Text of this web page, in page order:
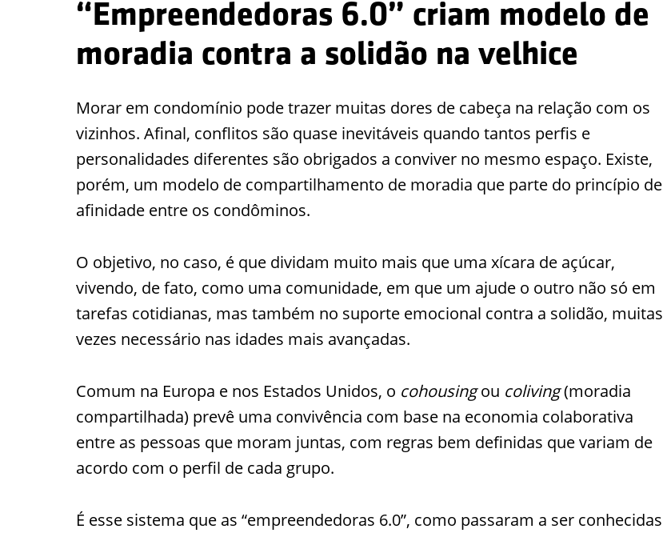
“Empreendedoras 6.0” criam modelo de
moradia contra a solidão na velhice
Morar em condomínio pode trazer muitas dores de cabeça na relação com os
vizinhos. Afinal, conflitos são quase inevitáveis quando tantos perfis e
personalidades diferentes são obrigados a conviver no mesmo espaço. Existe,
porém, um modelo de compartilhamento de moradia que parte do princípio de
afinidade entre os condôminos.
O objetivo, no caso, é que dividam muito mais que uma xícara de açúcar,
vivendo, de fato, como uma comunidade, em que um ajude o outro não só em
tarefas cotidianas, mas também no suporte emocional contra a solidão, muitas
vezes necessário nas idades mais avançadas.
Comum na Europa e nos Estados Unidos, o cohousingou coliving(moradia
compartilhada) prevê uma convivência com base na economia colaborativa
entre as pessoas que moram juntas, com regras bem definidas que variam de
acordo com o perfil de cada grupo.
É esse sistema que as “empreendedoras 6.0”, como passaram a ser conhecidas